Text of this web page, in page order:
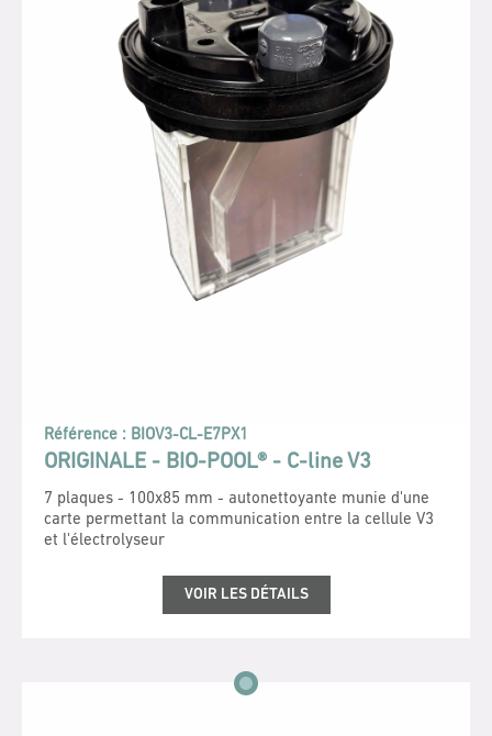
Référence : BIOV3-CL-E7PX1
ORIGINALE - BIO-POOL® - C-line V3
7 plaques - 100x85 mm - autonettoyante munie d'une
carte permettant la communication entre la cellule V3
et l'électrolyseur
VOIR LES DÉTAILS